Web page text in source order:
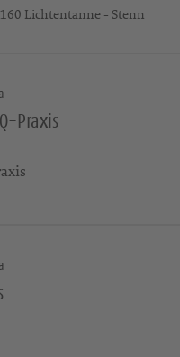
Lichtentanne - Stenn
Praxis